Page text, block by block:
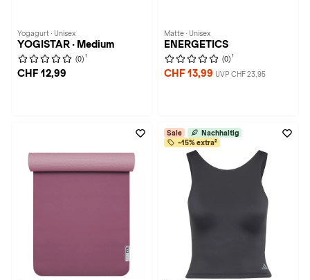
Yogagurt · Unisex
YOGISTAR · Medium
(0) 1
CHF 12,99
Matte · Unisex
ENERGETICS
(0) 1
CHF 13,99 UVP CHF 23,95
Sale
Nachhaltig
-15% extra²